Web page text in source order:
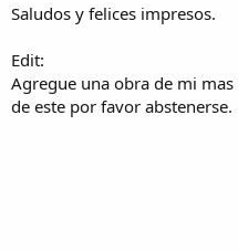
Saludos y felices impresos.
Edit:
Agregue una obra de mi
de este por favor abstenerse.